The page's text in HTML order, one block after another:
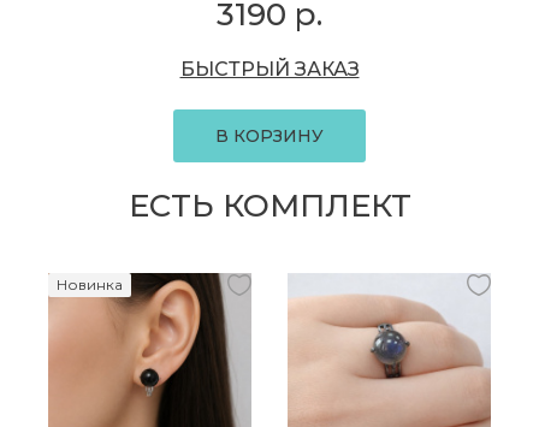
3190 р.
БЫСТРЫЙ ЗАКАЗ
В КОРЗИНУ
ЕСТЬ КОМПЛЕКТ
Новинка